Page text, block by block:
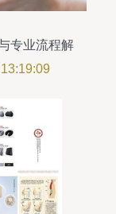
专业流程解